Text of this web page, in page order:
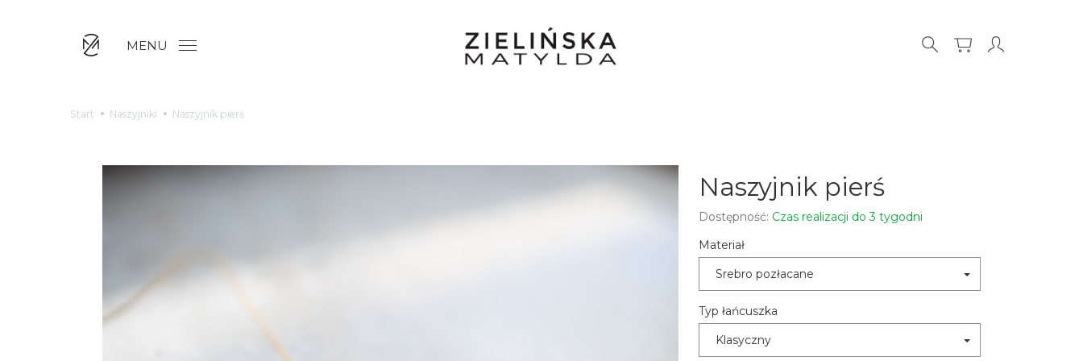
MENU
Start Naszyjniki Naszyjnik pierś
Naszyjnik pierś
Dostępność: Czas realizacji do 3 tygodni
Materiał
Srebro pozłacane
Typ łańcuszka
Klasyczny